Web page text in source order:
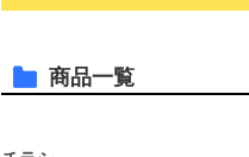
商品一覧